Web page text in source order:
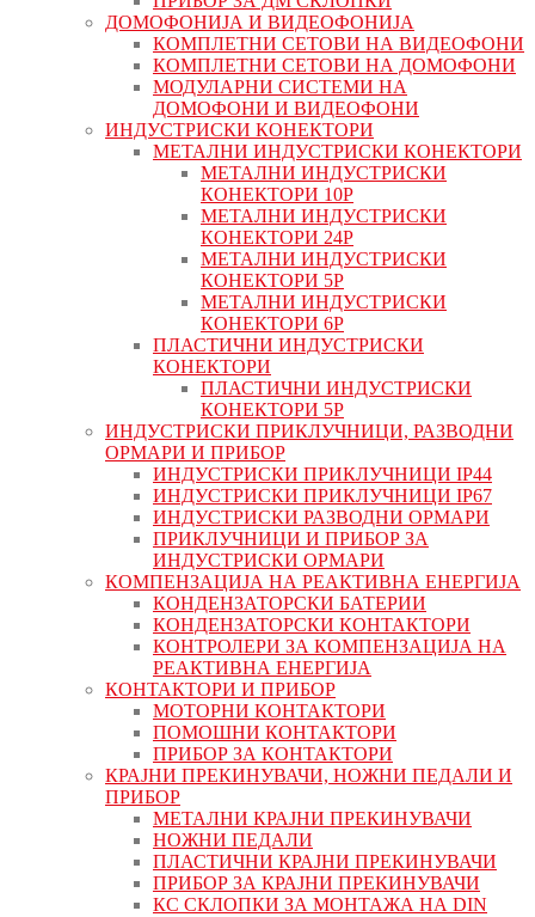
ДОМОФОНИЈА И ВИДЕОФОНИЈА
КОМПЛЕТНИ СЕТОВИ НА ВИДЕОФОНИ
КОМПЛЕТНИ СЕТОВИ НА ДОМОФОНИ
МОДУЛАРНИ СИСТЕМИ НА
ДОМОФОНИ И ВИДЕОФОНИ
ИНДУСТРИСКИ КОНЕКТОРИ
МЕТАЛНИ ИНДУСТРИСКИ КОНЕКТОРИ
МЕТАЛНИ ИНДУСТРИСКИ
КОНЕКТОРИ 10P
МЕТАЛНИ ИНДУСТРИСКИ
КОНЕКТОРИ 24P
МЕТАЛНИ ИНДУСТРИСКИ
КОНЕКТОРИ 5P
МЕТАЛНИ ИНДУСТРИСКИ
КОНЕКТОРИ 6P
ПЛАСТИЧНИ ИНДУСТРИСКИ
КОНЕКТОРИ
ПЛАСТИЧНИ ИНДУСТРИСКИ
КОНЕКТОРИ 5P
ИНДУСТРИСКИ ПРИКЛУЧНИЦИ, РАЗВОДНИ
ОРМАРИ И ПРИБОР
ИНДУСТРИСКИ ПРИКЛУЧНИЦИ IP44
ИНДУСТРИСКИ ПРИКЛУЧНИЦИ IP67
ИНДУСТРИСКИ РАЗВОДНИ ОРМАРИ
ПРИКЛУЧНИЦИ И ПРИБОР ЗА
ИНДУСТРИСКИ ОРМАРИ
КОМПЕНЗАЦИЈА НА РЕАКТИВНА ЕНЕРГИЈА
КОНДЕНЗАТОРСКИ БАТЕРИИ
КОНДЕНЗАТОРСКИ КОНТАКТОРИ
КОНТРОЛЕРИ ЗА КОМПЕНЗАЦИЈА НА
РЕАКТИВНА ЕНЕРГИЈА
КОНТАКТОРИ И ПРИБОР
МОТОРНИ КОНТАКТОРИ
ПОМОШНИ КОНТАКТОРИ
ПРИБОР ЗА КОНТАКТОРИ
КРАЈНИ ПРЕКИНУВАЧИ, НОЖНИ ПЕДАЛИ И
ПРИБОР
МЕТАЛНИ КРАЈНИ ПРЕКИНУВАЧИ
НОЖНИ ПЕДАЛИ
ПЛАСТИЧНИ КРАЈНИ ПРЕКИНУВАЧИ
ПРИБОР ЗА КРАЈНИ ПРЕКИНУВАЧИ
КС СКЛОПКИ ЗА МОНТАЖА НА DIN